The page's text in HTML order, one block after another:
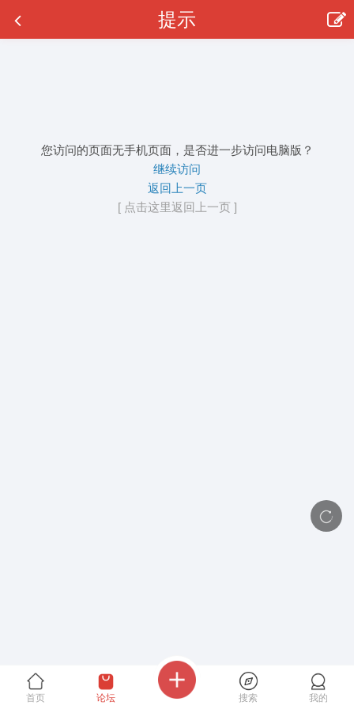
提示
您访问的页面无手机页面，是否进一步访问电脑版？
继续访问
返回上一页
[ 点击这里返回上一页 ]
首页 论坛 搜索 我的